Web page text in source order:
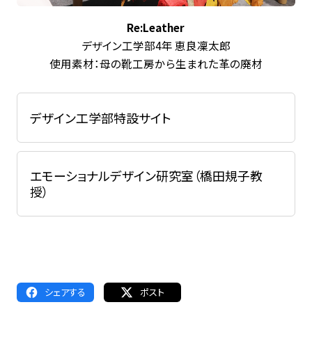
Re:Leather
デザイン工学部4年 恵良凜太郎
使用素材：母の靴工房から生まれた革の廃材
デザイン工学部特設サイト
エモーショナルデザイン研究室（橋田規子教
授）
シェアする ポスト